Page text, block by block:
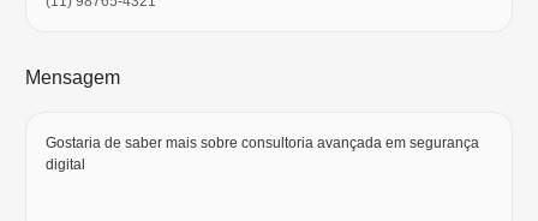
Mensagem